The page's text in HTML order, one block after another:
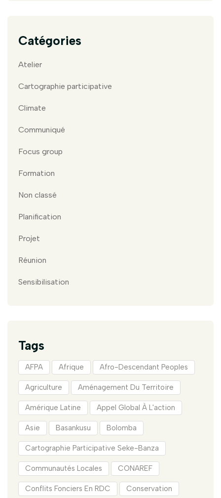
Catégories
Atelier
Cartographie participative
Climate
Communiqué
Focus group
Formation
Non classé
Planification
Projet
Réunion
Sensibilisation
Tags
AFPA Afrique Afro-Descendant Peoples
Agriculture Aménagement Du Territoire
Amérique Latine Appel Global À L'action
Asie Basankusu Bolomba
Cartographie Participative Seke-Banza
Communautés Locales CONAREF
Conflits Fonciers En RDC Conservation